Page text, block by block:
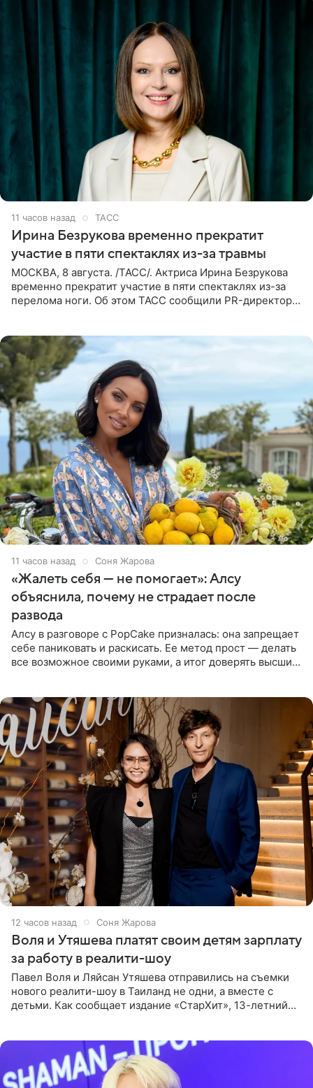
11 часов назад ТАСС
Ирина Безрукова временно прекратит
участие в пяти спектаклях из-за травмы
МОСКВА, 8 августа. /ТАСС/. Актриса Ирина Безрукова
временно прекратит участие в пяти спектаклях из-за
перелома ноги. Об этом ТАСС сообщили PR-директор
11 часов назад Соня Жарова
«Жалеть себя — не помогает»: Алсу
объяснила, почему не страдает после
развода
Алсу в разговоре с PopCake призналась: она запрещает
себе паниковать и раскисать. Ее метод прост — делать
все возможное своими руками, а итог доверять высшим
12 часов назад Соня Жарова
Воля и Утяшева платят своим детям зарплату
за работу в реалити-шоу
Павел Воля и Ляйсан Утяшева отправились на съемки
нового реалити-шоу в Таиланд не одни, а вместе с
детьми. Как сообщает издание «СтарХит», 13-летний